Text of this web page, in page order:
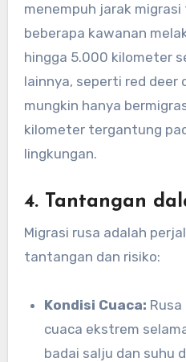
menempuh jarak
beberapa kawanan
hingga 5.000 kilometer
lainnya, seperti red deer
mungkin hanya
kilometer tergantung
lingkungan.
4. Tantangan
Migrasi rusa adalah
tantangan dan risiko:
Kondisi Cuaca:
cuaca ekstrem
badai salju dan suhu